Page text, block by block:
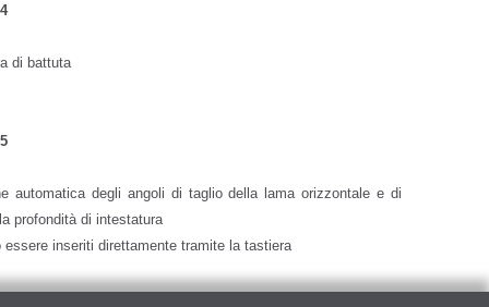
di battuta
automatica degli angoli di taglio della lama orizzontale e di
profondità di intestatura
essere inseriti direttamente tramite la tastiera